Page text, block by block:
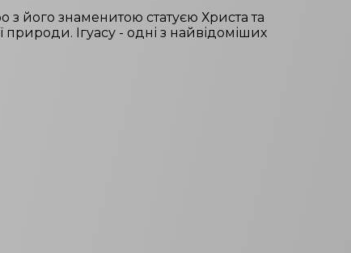
з його знаменитою статуєю Христа та
Ігуасу - одні з найвідоміших